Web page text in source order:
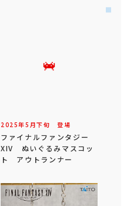
2025年5 月下旬 登場
ファイナルファンタジー
XIV ぬいぐるみマスコッ
ト アウトランナー